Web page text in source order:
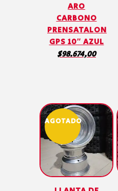
ARO
CARBONO
PRENSATALON
GPS 10″ AZUL
$98.674,00
AGOTADO